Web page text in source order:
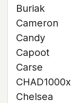
Buriak
Cameron
Candy
Capoot
Carse
CHAD1000x
Chelsea